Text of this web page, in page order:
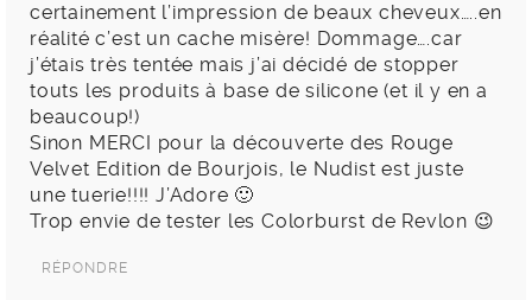
certainement l’impression de beaux cheveux…..en
réalité c’est un cache misère! Dommage….car
j’étais très tentée mais j’ai décidé de stopper
touts les produits à base de silicone (et il y en a
beaucoup!)
Sinon MERCI pour la découverte des Rouge
Velvet Edition de Bourjois, le Nudist est juste
une tuerie!!!! J’Adore 🙂
Trop envie de tester les Colorburst de Revlon 😉
RÉPONDRE